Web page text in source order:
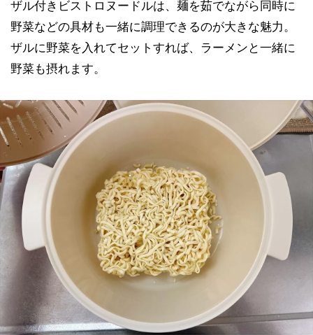
ザル付きビストロヌードルは、麺を茹でながら同時に
野菜などの具材も一緒に調理できるのが大きな魅力。
ザルに野菜を入れてセットすれば、ラーメンと一緒に
野菜も摂れます。